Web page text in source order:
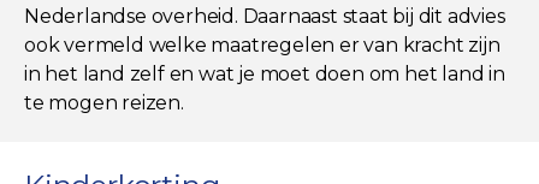
Nederlandse overheid. Daarnaast staat bij dit advies
ook vermeld welke maatregelen er van kracht zijn
in het land zelf en wat je moet doen om het land in
te mogen reizen.